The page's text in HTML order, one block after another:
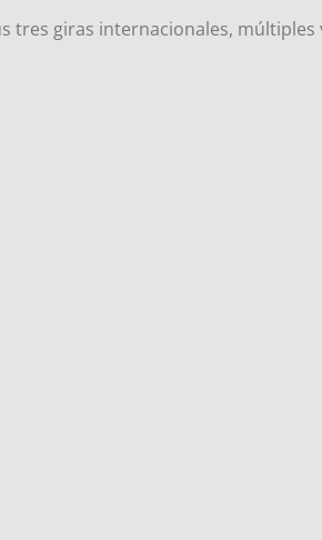
tres giras internacionales,